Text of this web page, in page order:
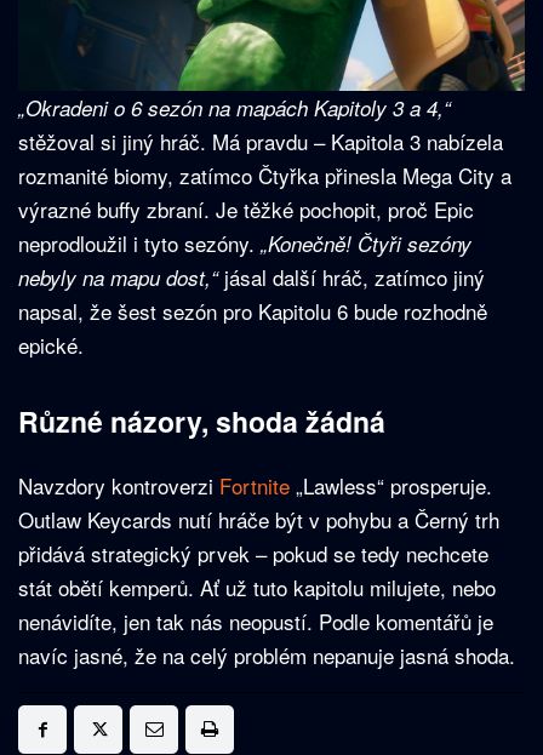
„Okradeni o 6 sezón na mapách Kapitoly 3 a 4,“
stěžoval si jiný hráč. Má pravdu – Kapitola 3 nabízela
rozmanité biomy, zatímco Čtyřka přinesla Mega City a
výrazné buffy zbraní. Je těžké pochopit, proč Epic
neprodloužil i tyto sezóny. „Konečně! Čtyři sezóny
nebyly na mapu dost,“jásal další hráč, zatímco jiný
napsal, že šest sezón pro Kapitolu 6 bude rozhodně
epické.
Různé názory, shoda žádná
Navzdory kontroverzi Fortnite „Lawless“ prosperuje.
Outlaw Keycards nutí hráče být v pohybu a Černý trh
přidává strategický prvek – pokud se tedy nechcete
stát obětí kemperů. Ať už tuto kapitolu milujete, nebo
nenávidíte, jen tak nás neopustí. Podle komentářů je
navíc jasné, že na celý problém nepanuje jasná shoda.